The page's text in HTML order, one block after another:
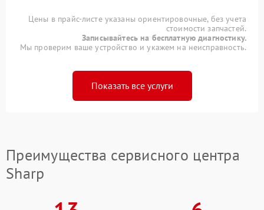
Цены в прайс-листе указаны ориентировочные, без учета
стоимости запчастей.
Записывайтесь на бесплатную диагностику.
Мы проверим ваше устройство и укажем на неисправность.
Показать все услуги
Преимущества сервисного центра
Sharp